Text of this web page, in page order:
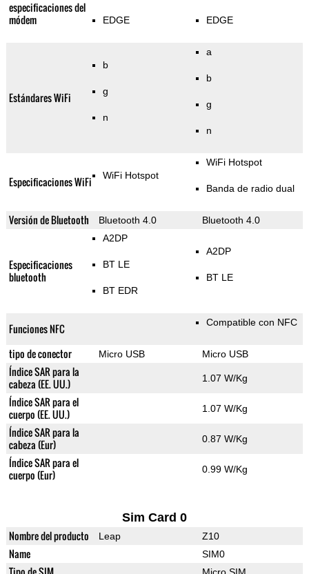
especificaciones del
módem
EDGE EDGE
Estándares WiFi
b
g
n
a
b
g
n
Especificaciones WiFi WiFi Hotspot
WiFi Hotspot
Banda de radio dual
Versión de Bluetooth Bluetooth 4.0 Bluetooth 4.0
Especificaciones
bluetooth
A2DP
BT LE
BT EDR
A2DP
BT LE
Funciones NFC Compatible con NFC
tipo de conector Micro USB Micro USB
Índice SAR para la
cabeza (EE. UU.)
1.07 W/Kg
Índice SAR para el
cuerpo (EE. UU.)
1.07 W/Kg
Índice SAR para la
cabeza (Eur)
0.87 W/Kg
Índice SAR para el
cuerpo (Eur)
0.99 W/Kg
Sim Card 0
Nombre del producto Leap Z10
Name SIM0